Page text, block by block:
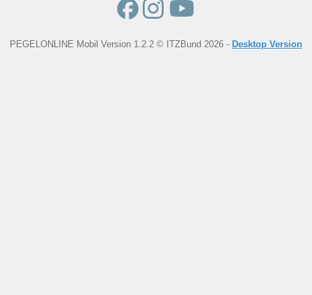
PEGELONLINE Mobil Version 1.2.2 © ITZBund 2026 - Desktop Version